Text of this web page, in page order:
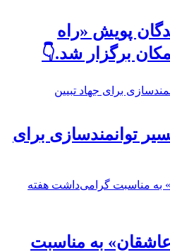
پویش «راه
برگزار شد.👇
توانمندسازی برای
به مناسبت